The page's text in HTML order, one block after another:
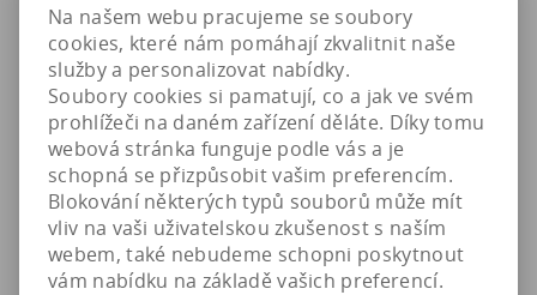
Fish Flux RX - k léčbě plísňových onemocnění ryb (2000mg)
545,50 Kč (bez DPH)
BLUELIFE-140
Skladem
Koupit
Na našem webu pracujeme se soubory
cookies, které nám pomáhají zkvalitnit naše
služby a personalizovat nabídky.
Soubory cookies si pamatují, co a jak ve svém
prohlížeči na daném zařízení děláte. Díky tomu
webová stránka funguje podle vás a je
schopná se přizpůsobit vašim preferencím.
Blokování některých typů souborů může mít
vliv na vaši uživatelskou zkušenost s naším
webem, také nebudeme schopni poskytnout
vám nabídku na základě vašich preferencí.